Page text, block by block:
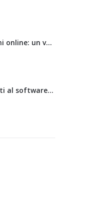
Le recensioni online: un valido canale di vendita ?
Siamo pronti al software in Cloud?